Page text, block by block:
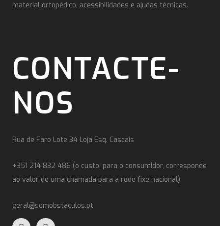
material ortopédico, acessibilidades e ajudas técnicas.
CONTACTE-
NOS
Rua de Faro Lote 34 Loja Esq. Cascais
+351 214 832 486 (o custo, para o consumidor, corresponde
ao valor de uma chamada para a rede fixe nacional)
geral@semobstaculos.pt